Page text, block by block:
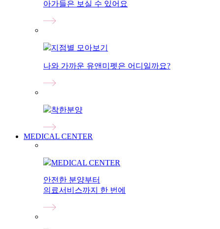
아가들은 보실 수 있어요
지점별 모아보기
나와 가까운 유앤미펫은 어디일까요?
착한분양
MEDICAL CENTER
MEDICAL CENTER
안전한 분양부터
의료서비스까지 한 번에